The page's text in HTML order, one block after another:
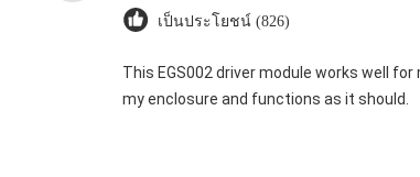
เป็นประโยชน์ (826)
This EGS002 driver module works well
my enclosure and functions as it should.